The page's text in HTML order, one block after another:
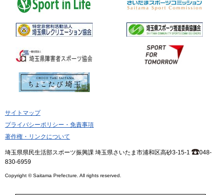
サイトマップ
プライバシーポリシー・免責事項
著作権・リンクについて
埼玉県県民生活部スポーツ振興課 埼玉県さいたま市浦和区高砂3-15-1
048-
830-6959
Copyright © Saitama Prefecture. All rights reserved.